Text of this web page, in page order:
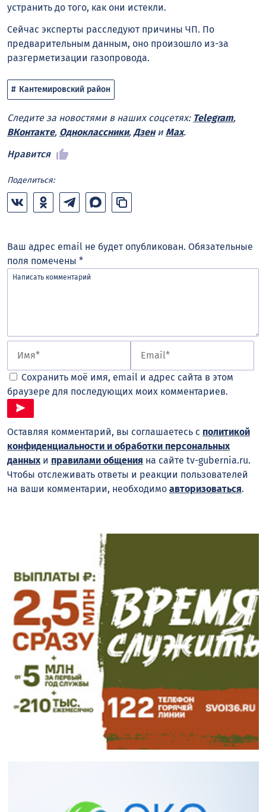
устранить до того, как они истекли.
Сейчас эксперты расследуют причины ЧП. По
предварительным данным, оно произошло из-за
разгерметизации газопровода.
Кантемировский район
Следите за новостями в наших соцсетях: Telegram,
ВКонтакте, Одноклассники, Дзени Max.
Нравится
Поделиться:
Ваш адрес email не будет опубликован. Обязательные
поля помечены *
Сохранить моё имя, email и адрес сайта в этом
браузере для последующих моих комментариев.
Оставляя комментарий, вы соглашаетесь с политикой
конфиденциальности и обработки персональных
данныхи правилами общения на сайте tv-gubernia.ru.
Чтобы отслеживать ответы и реакции пользователей
на ваши комментарии, необходимо авторизоваться.